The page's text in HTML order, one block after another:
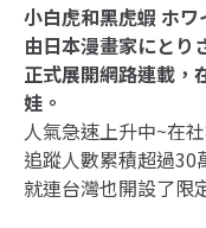
小白虎和黑虎蝦 ホ
由日本漫畫家にとり
正式展開網路連載，
娃。
人氣急速上升中~在
追蹤人數累積超過
就連台灣也開設了限